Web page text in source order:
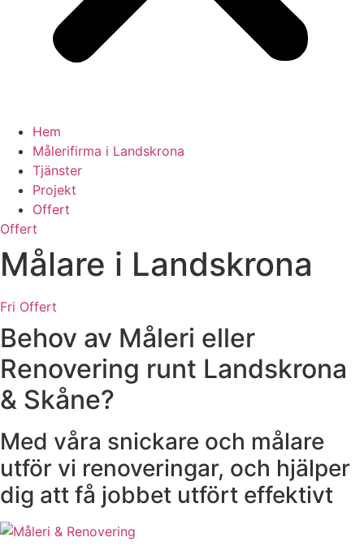
Hem
Målerifirma i Landskrona
Tjänster
Projekt
Offert
Offert
Målare i Landskrona
Fri Offert
Behov av Måleri eller
Renovering runt Landskrona
& Skåne?
Med våra snickare och målare
utför vi renoveringar, och hjälper
dig att få jobbet utfört effektivt